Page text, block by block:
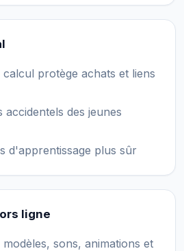
protège achats et liens
accidentels des jeunes
d'apprentissage plus sûr
ligne
sons, animations et